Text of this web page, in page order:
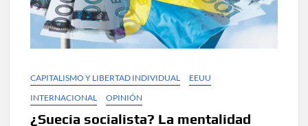
CAPITALISMO Y LIBERTAD INDIVIDUAL
EEUU
INTERNACIONAL
OPINIÓN
¿Suecia socialista? La mentalidad